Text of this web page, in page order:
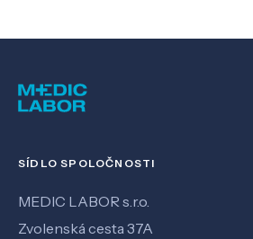
SÍDLO SPOLOČNOSTI
MEDIC LABOR s.r.o.
Zvolenská cesta 37A